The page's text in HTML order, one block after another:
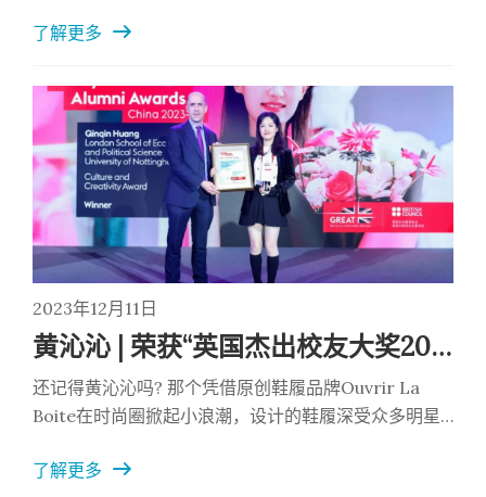
member of the alumni community who now serves
了解更多
2023年12月11日
黄沁沁 | 荣获“英国杰出校友大奖2023-24”
还记得黄沁沁吗? 那个凭借原创鞋履品牌Ouvrir La
Boite在时尚圈掀起小浪潮，设计的鞋履深受众多明星
海时装周以及中国国际时装周等世界顶级舞台的时尚达
了解更多